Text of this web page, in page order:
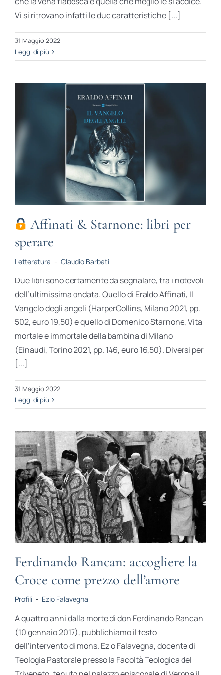
Vi si ritrovano infatti le due caratteristiche [...]
31 Maggio 2022
Leggi di più
Affinati & Starnone: libri per
sperare
Letteratura - Claudio Barbati
Due libri sono certamente da segnalare, tra i notevoli
dell’ultimissima ondata. Quello di Eraldo Affinati, Il
Vangelo degli angeli (HarperCollins, Milano 2021, pp.
502, euro 19,50) e quello di Domenico Starnone, Vita
mortale e immortale della bambina di Milano
(Einaudi, Torino 2021, pp. 146, euro 16,50). Diversi per
[...]
31 Maggio 2022
Leggi di più
Ferdinando Rancan: accogliere la
Croce come prezzo dell’amore
Profili - Ezio Falavegna
A quattro anni dalla morte di don Ferdinando Rancan
(10 gennaio 2017), pubblichiamo il testo
dell’intervento di mons. Ezio Falavegna, docente di
Teologia Pastorale presso la Facoltà Teologica del